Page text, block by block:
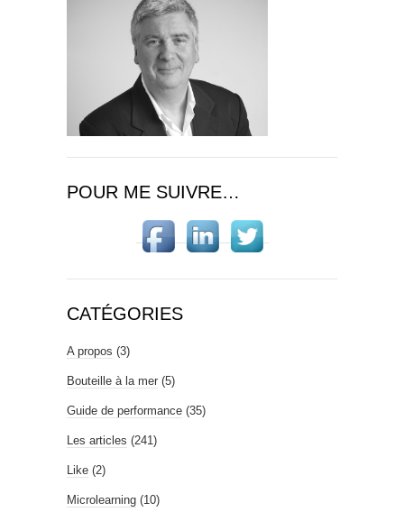
POUR ME SUIVRE…
CATÉGORIES
A propos (3)
Bouteille à la mer (5)
Guide de performance (35)
Les articles (241)
Like (2)
Microlearning (10)